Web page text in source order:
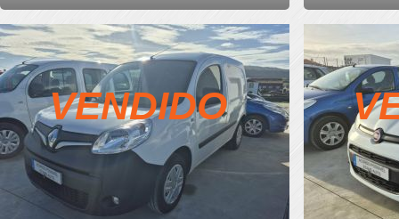
VENDIDO